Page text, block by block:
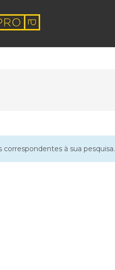
à sua pesquisa.